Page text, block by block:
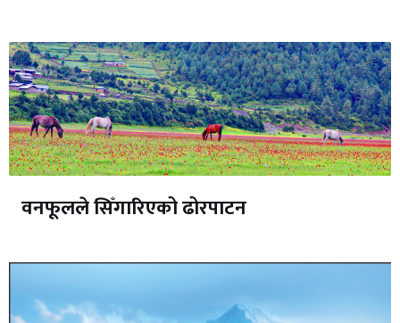
वनफूलले सिँगारिएको ढोरपाटन